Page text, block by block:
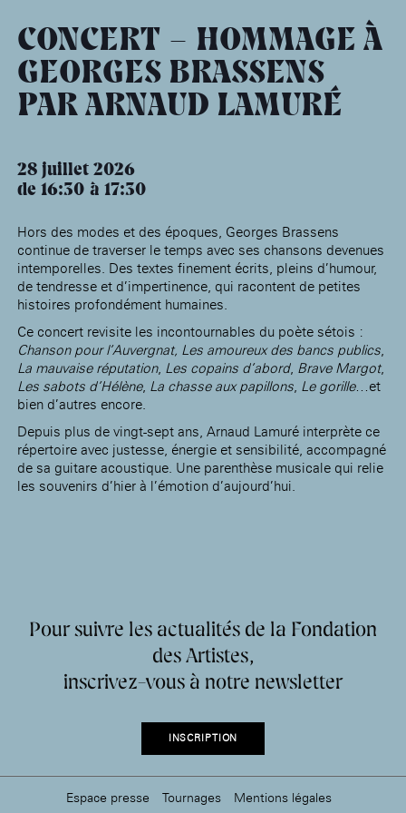
CONCERT – HOMMAGE À
GEORGES BRASSENS
PAR ARNAUD LAMURÉ
28 juillet 2026
de 16:30
17:30
Hors des modes et des époques, Georges Brassens
continue de traverser le temps avec ses chansons devenues
intemporelles. Des textes finement écrits, pleins d’humour,
de tendresse et d’impertinence, qui racontent de petites
histoires profondément humaines.
Ce concert revisite les incontournables du poète sétois :
Chanson pour l’Auvergnat, Les amoureux des bancs publics
La mauvaise réputation, Les copains d’abord, Brave Margot,
Les sabots d’Hélène, La chasse aux papillons Le gorille…et
bien d’autres encore.
Depuis plus de vingt-sept ans, Arnaud Lamuré interprète ce
répertoire avec justesse, énergie et sensibilité, accompagné
de sa guitare acoustique. Une parenthèse musicale qui relie
les souvenirs d’hier à l’émotion d’aujourd’hui.
Pour suivre les actualités de la Fondation
des Artistes,
inscrivez-vous à notre newsletter
INSCRIPTION
Espace presse Tournages Mentions légales
Accueil
Fondation
Jardin public de l’Hôtel
Salomon de Rothschild